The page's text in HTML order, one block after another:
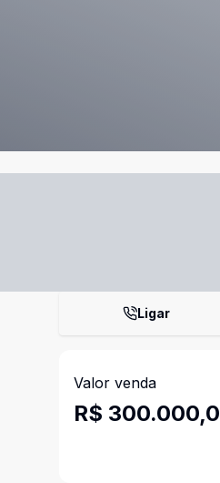
Ligar
Valor venda
R$